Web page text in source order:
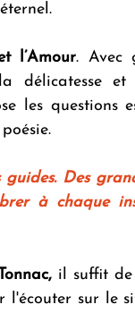
l’Amour. Avec
les questions
Des
à chaque
il suffit de
l'écouter sur le